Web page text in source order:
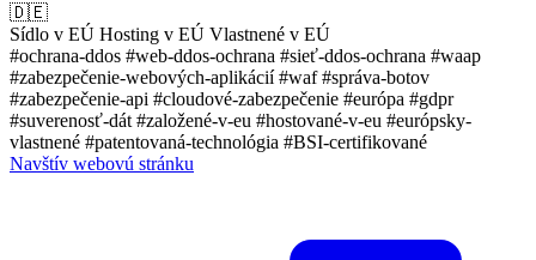
🇩🇪
Sídlo v EÚ Hosting v EÚ Vlastnené v EÚ
#ochrana-ddos #web-ddos-ochrana #sieť-ddos-ochrana #waap
#zabezpečenie-webových-aplikácií#waf#správa-botov
#zabezpečenie-api #cloudové-zabezpečenie #európa #gdpr
#suverenosť-dát #založené-v-eu #hostované-v-eu #európsky-
vlastnené #patentovaná-technológia #BSI-certifikované
Navštív webovú stránku